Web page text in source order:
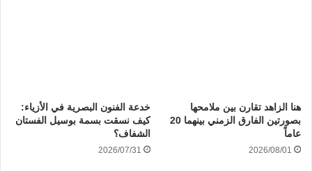
هنا الزاهد تقارن بين ملامحها
بصورتين الفارق الزمني بينهما 20
عاماً
2026/08/01
خدعة الفنون البصرية في الأزياء:
كيف نسقت بسمة بوسيل الفستان
الشفاف؟
2026/07/31